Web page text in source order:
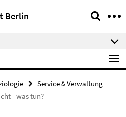
Berlin
Service & Verwaltung
- was tun?